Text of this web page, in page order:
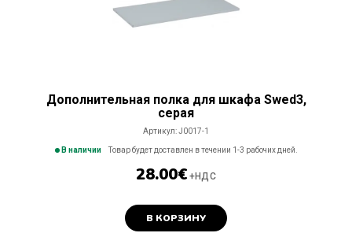
Дополнительная полка для шкафа Swed3,
серaя
Артикул:J0017-1
В наличии Товар будет доставлен в течении 1-3 рабочих дней.
28.00€ +НДС
В КОРЗИНУ